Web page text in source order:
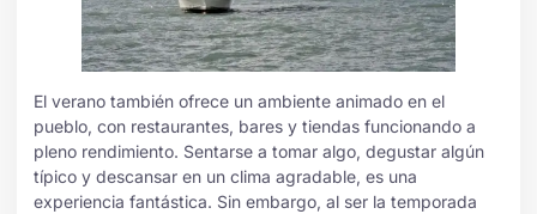
El verano también ofrece un ambiente animado en el
pueblo, con restaurantes, bares y tiendas funcionando a
pleno rendimiento. Sentarse a tomar algo, degustar algún
típico y descansar en un clima agradable, es una
experiencia fantástica. Sin embargo, al ser la temporada